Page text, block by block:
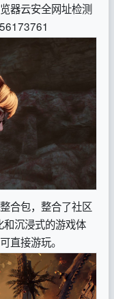
器云安全网址检测
合包，整合了社区
沉浸式的游戏体
直接游玩。